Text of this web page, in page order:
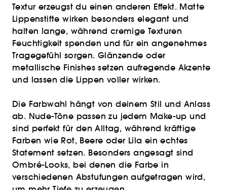
Textur erzeugst du einen anderen Effekt. Matte
Lippenstifte wirken besonders elegant und
halten lange, während cremige Texturen
Feuchtigkeit spenden und für ein angenehmes
Tragegefühl sorgen. Glänzende oder
metallische Finishes setzen aufregende Akzente
und lassen die Lippen voller wirken.
Die Farbwahl hängt von deinem Stil und Anlass
ab. Nude-Töne passen zu jedem Make-up und
sind perfekt für den Alltag, während kräftige
Farben wie Rot, Beere oder Lila ein echtes
Statement setzen. Besonders angesagt sind
Ombré-Looks, bei denen die Farbe in
verschiedenen Abstufungen aufgetragen wird,